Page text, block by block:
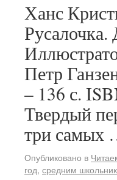
Ханс
Петр
– 136 с.
Твердый
три самых
Опубликовано в
год, средним